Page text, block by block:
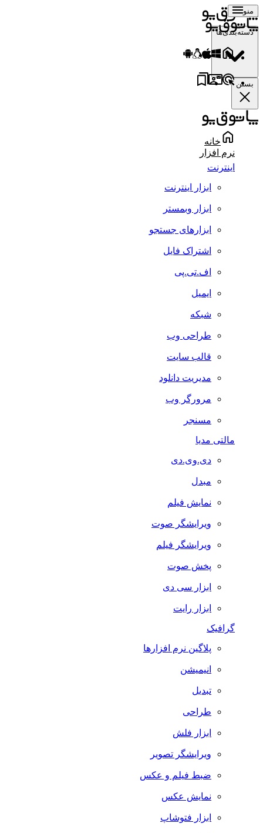
منو
دسته‌بندی‌ها
بستن
خانه
نرم افزار
اینترنت
ابزار اینترنت
ابزار وبمستر
ابزارهای جستجو
اشتراک فایل
اف.تی.پی
ایمیل
شبکه
طراحی وب
قالب سایت
مدیریت دانلود
مرورگر وب
مسنجر
مالتی مدیا
دی.وی.دی
مبدل
نمایش فیلم
ویرایشگر صوت
ویرایشگر فیلم
پخش صوت
ابزار سی دی
ابزار رایت
گرافیک
پلاگین نرم افزارها
انیمیشن
تبدیل
طراحی
ابزار فلش
ویرایشگر تصویر
ضبط فيلم و عكس
نمایش عکس
ابزار فتوشاپ